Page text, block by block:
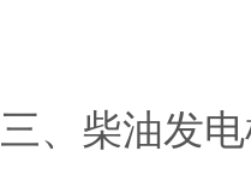
三、柴油发